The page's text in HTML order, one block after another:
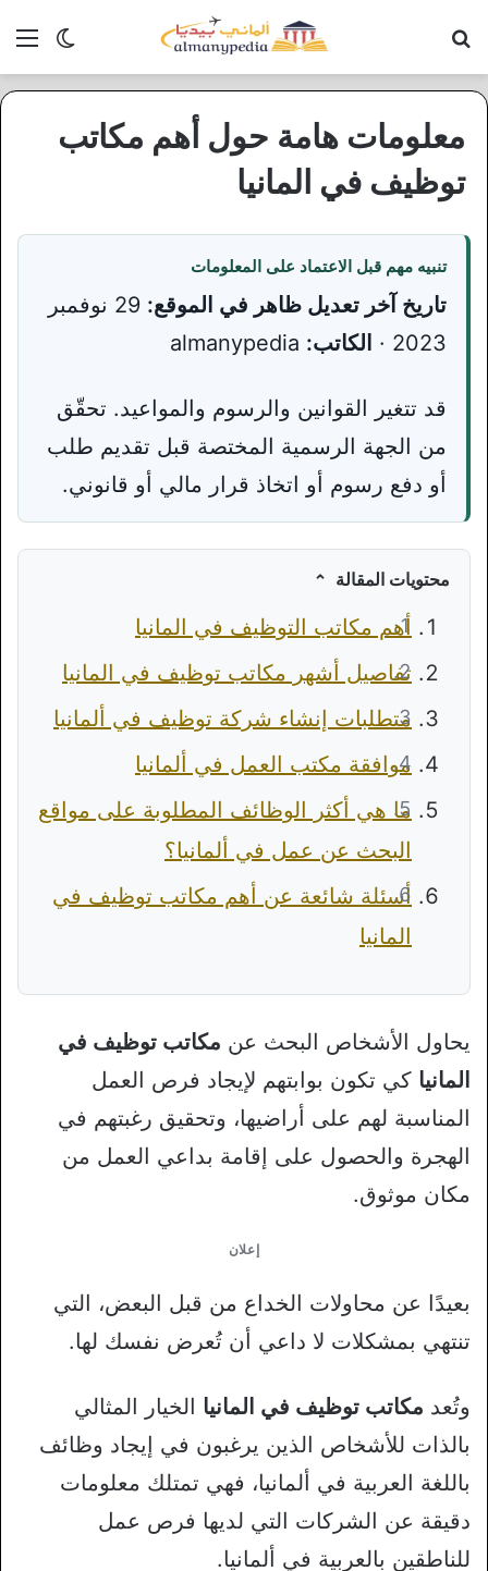
الوضع
معلومات هامة حول أهم مكاتب
توظيف في المانيا
تنبيه مهم قبل الاعتماد على المعلومات
تاريخ آخر تعديل ظاهر في الموقع:
29 نوفمبر
2023 ·
الكاتب:
قد تتغير القوانين والرسوم والمواعيد. تحقّق
من الجهة الرسمية المختصة قبل تقديم طلب
أو دفع رسوم أو اتخاذ قرار مالي أو قانوني.
محتويات المقالة
أهم مكاتب التوظيف في المانيا
تفاصيل أشهر مكاتب توظيف في المانيا
متطلبات إنشاء شركة توظيف في ألمانيا
موافقة مكتب العمل في ألمانيا
ما هي أكثر الوظائف المطلوبة على مواقع
البحث عن عمل في ألمانيا؟
أسئلة شائعة عن أهم مكاتب توظيف في
المانيا
يحاول الأشخاص البحث عن مكاتب توظيف في
المانيا كي تكون بوابتهم لإيجاد فرص العمل
المناسبة لهم على أراضيها، وتحقيق رغبتهم في
الهجرة والحصول على إقامة بداعي العمل من
مكان موثوق.
إعلان
بعيدًا عن محاولات الخداع من قبل البعض، التي
تنتهي بمشكلات لا داعي أن تُعرض نفسك لها.
وتُعد مكاتب توظيف في المانيا الخيار المثالي
بالذات للأشخاص الذين يرغبون في إيجاد وظائف
باللغة العربية في ألمانيا، فهي تمتلك معلومات
دقيقة عن الشركات التي لديها فرص عمل
للناطقين بالعربية في ألمانيا.